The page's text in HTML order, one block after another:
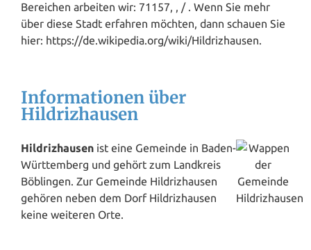
Bereichen arbeiten wir: 71157, , / . Wenn Sie mehr
über diese Stadt erfahren möchten, dann schauen Sie
hier: https://de.wikipedia.org/wiki/Hildrizhausen.
Informationen über
Hildrizhausen
Hildrizhausen ist eine Gemeinde in Baden-
Württemberg und gehört zum Landkreis
Böblingen. Zur Gemeinde Hildrizhausen
gehören neben dem Dorf Hildrizhausen
keine weiteren Orte.